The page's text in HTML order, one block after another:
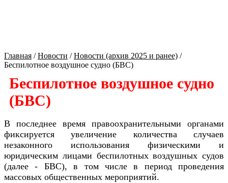
Главная /Новости /Новости (архив 2025 и ранее) /
Беспилотное воздушное судно (БВС)
Беспилотное воздушное судно
(БВС)
В последнее время правоохранительными органами
фиксируется увеличение количества случаев
незаконного использования физическими и
юридическим лицами беспилотных воздушных судов
(далее - БВС), в том числе в период проведения
массовых общественных мероприятий.